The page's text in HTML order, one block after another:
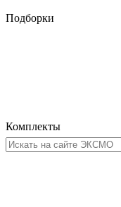
Подборки
Комплекты